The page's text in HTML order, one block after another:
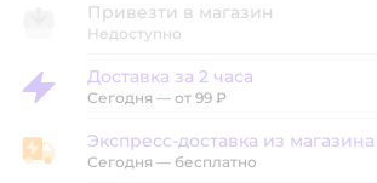
Привезти в магазин
Недоступно
Доставка за 2 часа
Доставка за 2 часа
Сегодня — от 99 ₽
Экспресс-доставка из магазина
Экспресс-доставка из магазина
Сегодня — бесплатно